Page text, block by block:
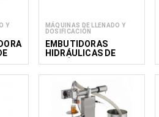
Y
MÁQUINAS DE LLENADO Y
DOSIFICACIÓN
EMBUTIDORAS
HIDRÁULICAS DE
PISTÓN PARA